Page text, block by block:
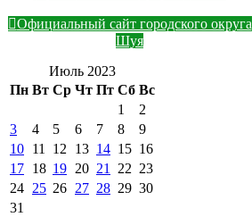
Официальный сайт городского округа
Шуя
Июль 2023
Пн Вт Ср Чт Пт Сб Вс
1
2
3
4 5 6 7 8
9
10 11 12 13 14 15 16
17 18 19 20 21 22 23
24 25 26 27 28 29 30
31